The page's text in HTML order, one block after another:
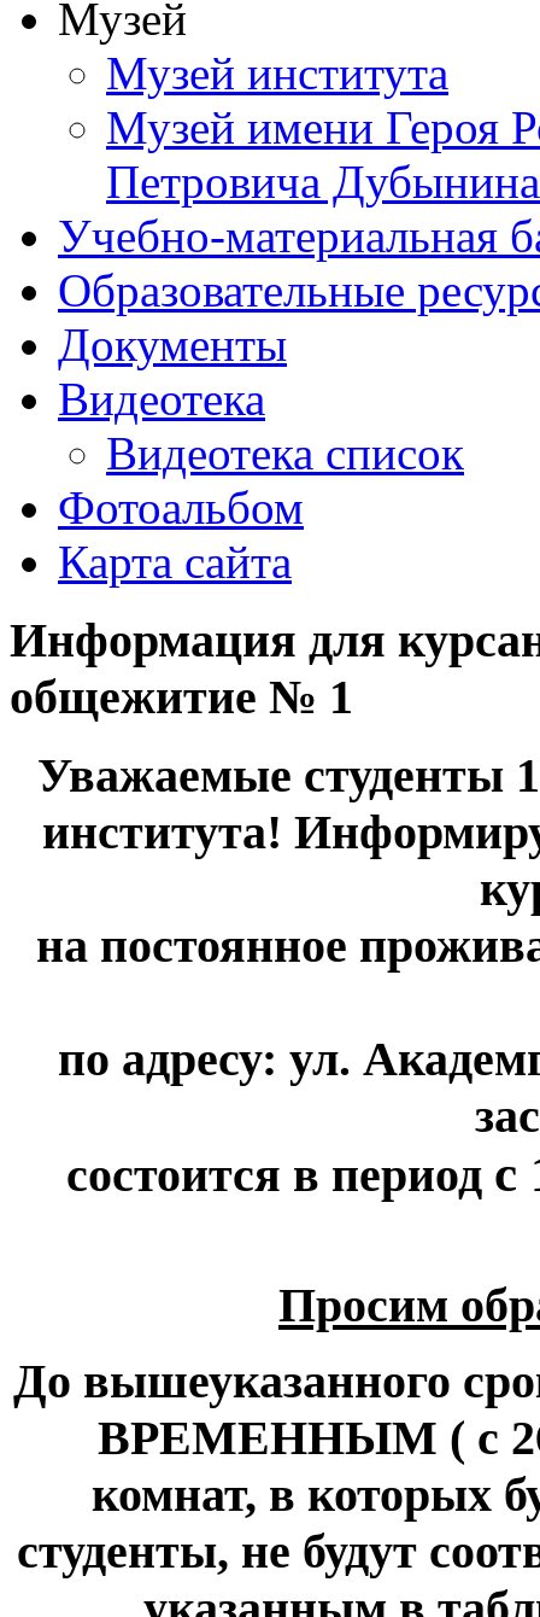
Музей
Музей института
Музей имени Героя
Петровича Дубынина
Учебно-материальная
Образовательные
Документы
Видеотека
Видеотека список
Фотоальбом
Карта сайта
Информация для
общежитие № 1
Уважаемые студенты
института!
на постоянное
по адресу: ул.
состоится в период с
Просим
До вышеуказанного
ВРЕМЕННЫМ ( с 26
комнат, в которых
студенты, не будут